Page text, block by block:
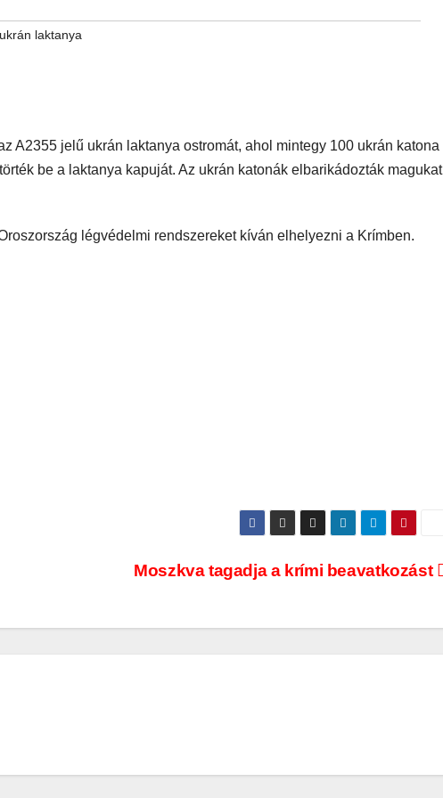
laktanya
A2355 jelű ukrán laktanya ostromát, ahol mintegy 100 ukrán katona
be a laktanya kapuját. Az ukrán katonák elbarikádozták magukat
légvédelmi rendszereket kíván elhelyezni a Krímben.
Moszkva tagadja a krími beavatkozást